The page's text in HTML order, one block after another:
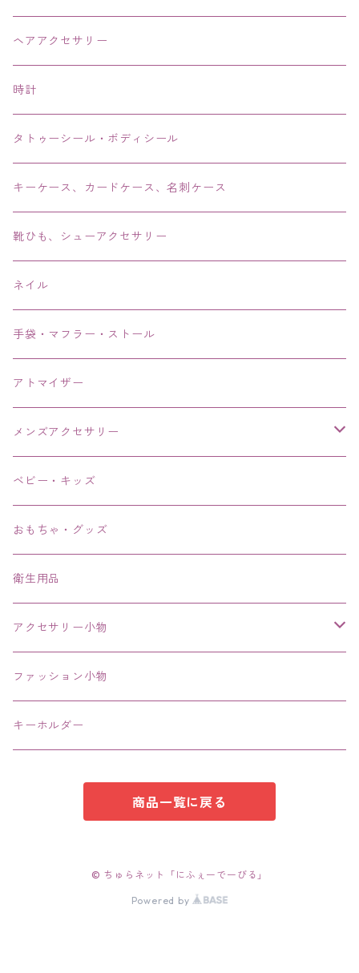
ネックレス・チョーカー
ピアス・イヤリング・鼻ピアス
リング・指輪
ブレス・バングル・ブレスレット・腕輪
アンクレット
ヘアアクセサリー
時計
タトゥーシール・ボディシール
キーケース、カードケース、名刺ケース
靴ひも、シューアクセサリー
ネイル
手袋・マフラー・ストール
アトマイザー
メンズアクセサリー
リング、指輪
ブレスレット、バングル、ブレス、腕輪
ネックレス、チョーカー
その他
ベビー・キッズ
おもちゃ・グッズ
衛生用品
アクセサリー小物
エコバッグ コンビニ
ファッション小物
キーホルダー
商品一覧に戻る
© ちゅらネット「にふぇーでーびる」
Powered by